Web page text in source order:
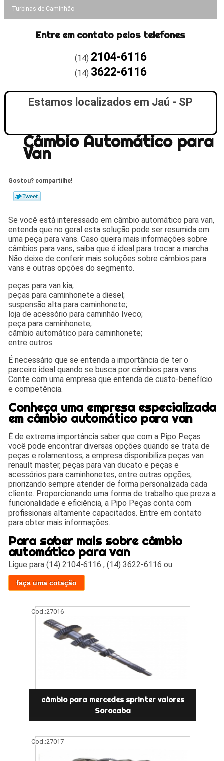
Turbinas de Caminhão
Entre em contato pelos telefones
(14) 2104-6116
(14) 3622-6116
Estamos localizados em Jaú - SP
Câmbio Automático para
Van
Gostou? compartilhe!
Se você está interessado em câmbio automático para van,
entenda que no geral esta solução pode ser resumida em
uma peça para vans. Caso queira mais informações sobre
câmbios para vans, saiba que é ideal para trocar a marcha.
Não deixe de conferir mais soluções sobre câmbios para
vans e outras opções do segmento.
peças para van kia;
peças para caminhonete a diesel;
suspensão alta para caminhonete;
loja de acessório para caminhão Iveco;
peça para caminhonete;
câmbio automático para caminhonete;
entre outros.
É necessário que se entenda a importância de ter o
parceiro ideal quando se busca por câmbios para vans.
Conte com uma empresa que entenda de custo-benefício
e competência.
Conheça uma empresa especializada
em câmbio automático para van
É de extrema importância saber que com a Pipo Peças
você pode encontrar diversas opções quando se trata de
peças e rolamentoss, a empresa disponibiliza peças van
renault master, peças para van ducato e peças e
acessórios para caminhonetes, entre outras opções,
priorizando sempre atender de forma personalizada cada
cliente. Proporcionando uma forma de trabalho que preza a
funcionalidade e eficiência, a Pipo Peças conta com
profissionais altamente capacitados. Entre em contato
para obter mais informações.
Para saber mais sobre câmbio
automático para van
Ligue para(14) 2104-6116 ,(14) 3622-6116 ou
faça uma cotação
Cod.:27016
câmbio para mercedes sprinter valores
Sorocaba
Cod.:27017